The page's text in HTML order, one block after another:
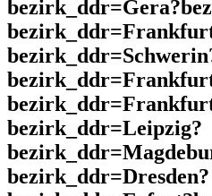
bezirk_ddr=Leipzig?
bezirk_ddr=Dresden?